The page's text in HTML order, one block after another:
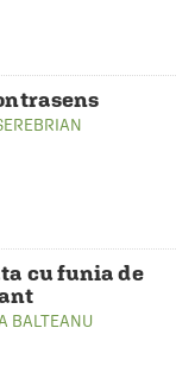
cu funia de
BALTEANU